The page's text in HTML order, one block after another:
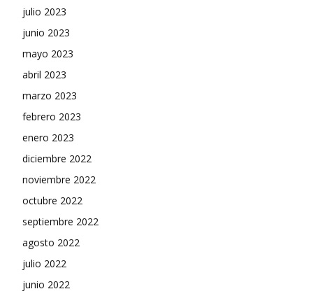
julio 2023
junio 2023
mayo 2023
abril 2023
marzo 2023
febrero 2023
enero 2023
diciembre 2022
noviembre 2022
octubre 2022
septiembre 2022
agosto 2022
julio 2022
junio 2022